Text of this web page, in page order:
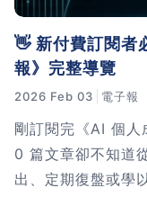
職場工作復盤術
職場思維與工作
職場思維與工
記法
👋 新付費訂閱者
報》完整導覽
2026 Feb 03 電子報
剛訂閱完《AI 個
0 篇文章卻不知道
出、定期復盤或學